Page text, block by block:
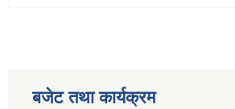
बजेट तथा कार्यक्रम